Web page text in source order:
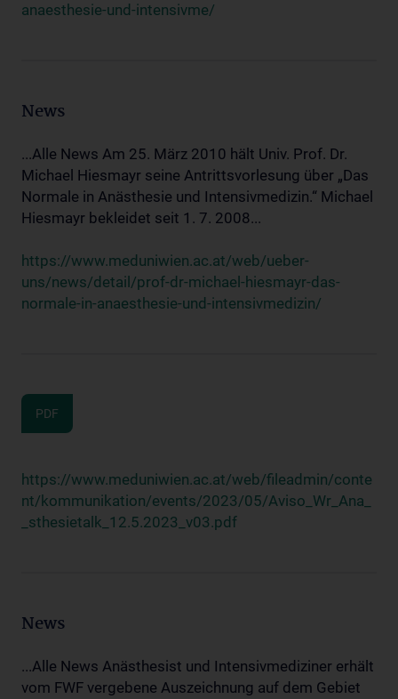
anaesthesie-und-intensivme/
News
...Alle News Am 25. März 2010 hält Univ. Prof. Dr.
Michael Hiesmayr seine Antrittsvorlesung über „Das
Normale in Anästhesie und Intensivmedizin.“ Michael
Hiesmayr bekleidet seit 1. 7. 2008...
https://www.meduniwien.ac.at/web/ueber-
uns/news/detail/prof-dr-michael-hiesmayr-das-
normale-in-anaesthesie-und-intensivmedizin/
PDF
https://www.meduniwien.ac.at/web/fileadmin/conte
nt/kommunikation/events/2023/05/Aviso_Wr_Ana_
_sthesietalk_12.5.2023_v03.pdf
News
...Alle News Anästhesist und Intensivmediziner erhält
vom FWF vergebene Auszeichnung auf dem Gebiet